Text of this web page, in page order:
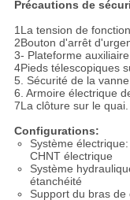
Précautions de
1La tension de
2Bouton d'arrêt
3- Plateforme
4Pieds télescopiques
5. Sécurité de la
6. Armoire électrique
7La clôture sur le quai.
Configurations:
Système
CHNT électrique
Système
étanchéité
Support du bras